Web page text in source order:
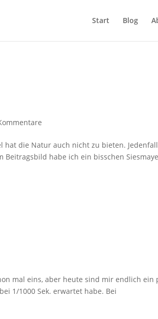
Start Blog
die Natur auch nicht zu bieten.
habe ich ein bisschen
mal eins, aber heute sind mir endlich ein
1/1000 Sek. erwartet habe. Bei